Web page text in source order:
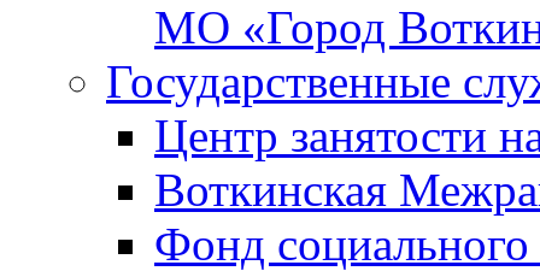
МО «Город
Государственные
Центр занятости
Воткинская
Фонд